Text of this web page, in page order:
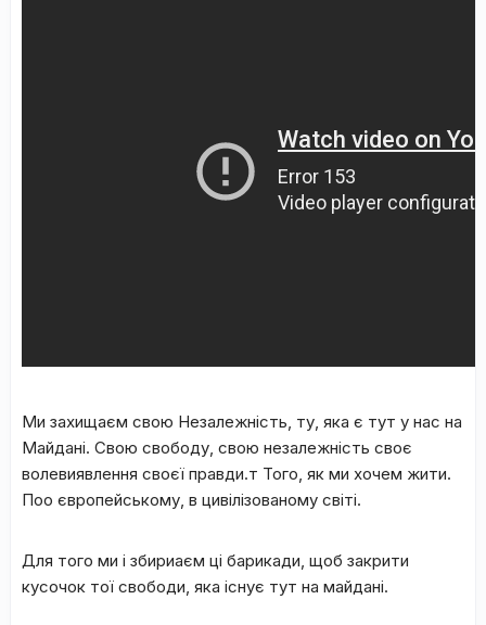
Ми захищаєм свою Незалежність, ту, яка є тут у нас на
Майдані. Свою свободу, свою незалежність своє
волевиявлення своєї правди.т Того, як ми хочем жити.
Поо європейському, в цивілізованому світі.
Для того ми і збириаєм ці барикади, щоб закрити
кусочок тої свободи, яка існує тут на майдані.